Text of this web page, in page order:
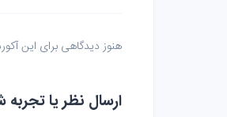
هنوز دیدگاهی برای این
ارسال نظر یا تجربه